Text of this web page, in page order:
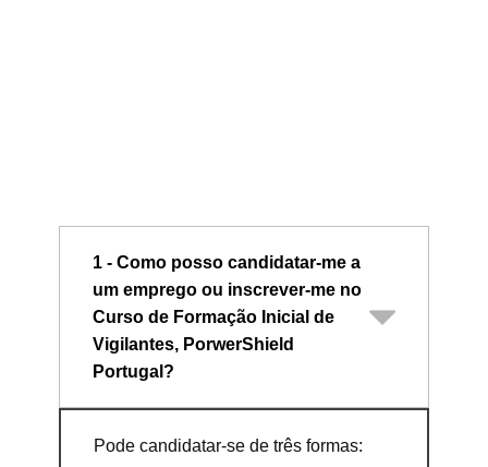
1 - Como posso candidatar-me a
um emprego ou inscrever-me no
Curso de Formação Inicial de
Vigilantes, PorwerShield
Portugal?
Pode candidatar-se de três formas: